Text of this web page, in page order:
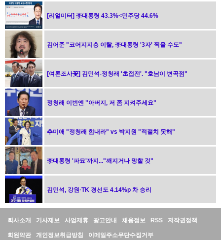
[리얼미터] 李대통령 43.3%<민주당 44.6%
김어준 "코어지지층 이탈, 李대통령 '3자' 찍을 수도"
[여론조사꽃] 김민석-정청래 '초접전'. "호남이 변곡점"
정청래 이번엔 "아버지, 저 좀 지켜주세요"
추미애 "정청래 힘내라" vs 박지원 "적절치 못해"
李대통령 '파묘'까지..."깨지거나 망할 것"
김민석, 강원·TK 경선도 4.14%p 차 승리
정
보
회사소개 기사제보 사업제휴 광고안내 채용정보 RSS 저작권정책
회원약관 개인정보취급방침 이메일주소무단수집거부